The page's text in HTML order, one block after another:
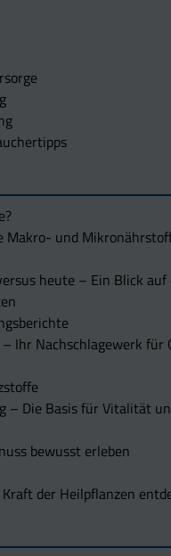
Makro- und
heute – Ein Blick auf
Ihr Nachschlagewerk für
– Die Basis für Vitalität
bewusst erleben
der Heilpflanzen